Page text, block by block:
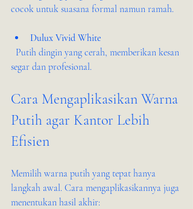
cocok untuk suasana formal namun ramah.
Dulux Vivid White
segar dan profesional.
Cara Mengaplikasikan Warna
Putih agar Kantor Lebih
Efisien
Memilih warna putih yang tepat hanya
langkah awal. Cara mengaplikasikannya juga
menentukan hasil akhir: